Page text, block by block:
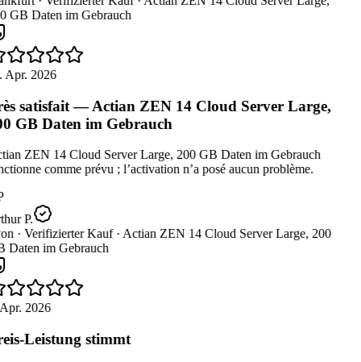
GB Daten im Gebrauch
Apr. 2026
satisfait — Actian ZEN 14 Cloud Server Large,
GB Daten im Gebrauch
ZEN 14 Cloud Server Large, 200 GB Daten im Gebrauch
comme prévu ; l’activation n’a posé aucun problème.
P.
· Verifizierter Kauf · Actian ZEN 14 Cloud Server Large, 200
Daten im Gebrauch
2026
Leistung stimmt